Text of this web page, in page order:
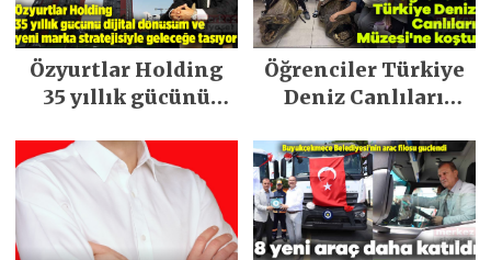
Özyurtlar Holding
35 yıllık gücünü
yeni marka
stratejisiyle
geleceğe taşıyor
Öğrenciler Türkiye
Deniz Canlıları